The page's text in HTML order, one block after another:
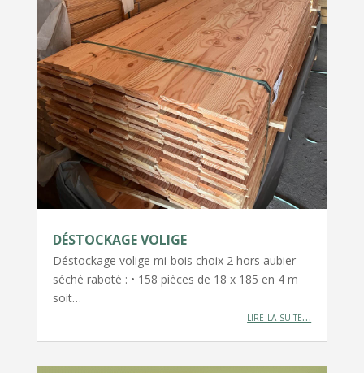
DÉSTOCKAGE VOLIGE
Déstockage volige mi-bois choix 2 hors aubier
séché raboté : • 158 pièces de 18 x 185 en 4 m
soit…
lire la suite…